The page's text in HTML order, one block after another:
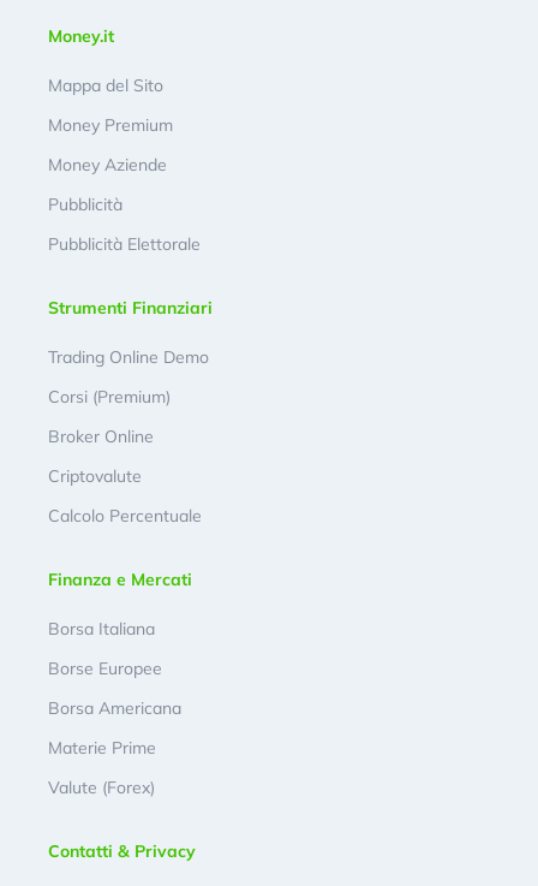
Money.it
Mappa del Sito
Money Premium
Money Aziende
Pubblicità
Pubblicità Elettorale
Strumenti Finanziari
Trading Online Demo
Corsi (Premium)
Broker Online
Criptovalute
Calcolo Percentuale
Finanza e Mercati
Borsa Italiana
Borse Europee
Borsa Americana
Materie Prime
Valute (Forex)
Contatti & Privacy